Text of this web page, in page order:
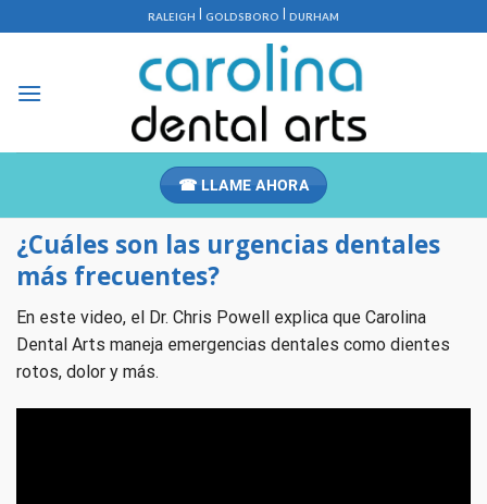
al
RALEIGH | GOLDSBORO | DURHAM
☎ LLAME AHORA
¿Cuáles son las urgencias dentales
más frecuentes?
En este video, el Dr. Chris Powell explica que Carolina
Dental Arts maneja emergencias dentales como dientes
rotos, dolor y más.